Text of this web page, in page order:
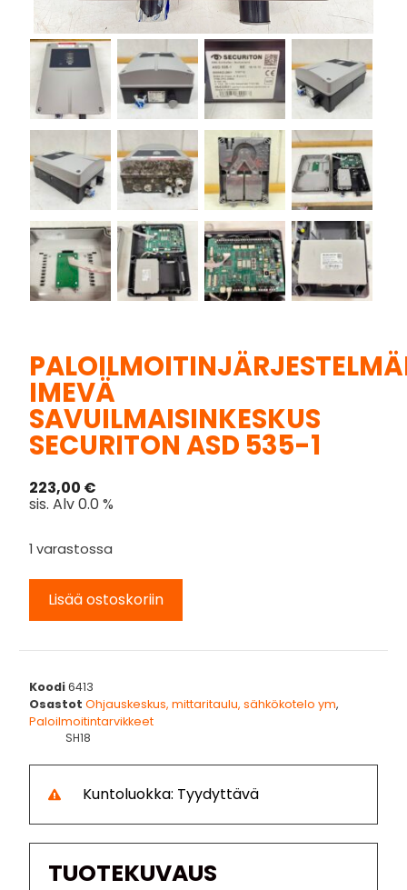
IMEVÄ
SAVUILMAISINKESKUS
SECURITON ASD 535-1
223,00 €
sis. Alv 0.0 %
1 varastossa
Lisää ostoskoriin
Koodi6413
Osastot Ohjauskeskus, mittaritaulu, sähkökotelo ym,
Paloilmoitintarvikkeet
SH18
Kuntoluokka: Tyydyttävä
TUOTEKUVAUS